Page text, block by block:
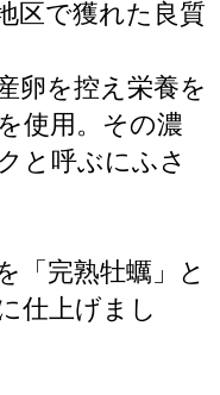
区で獲れた良質
卵を控え栄養を
使用。その濃
と呼ぶにふさ
「完熟牡蠣」と
仕上げまし